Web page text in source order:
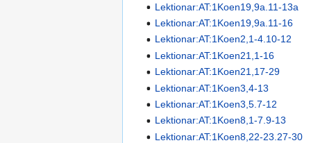
Lektionar:AT:1Koen19,9a.11-13a
Lektionar:AT:1Koen19,9a.11-16
Lektionar:AT:1Koen2,1-4.10-12
Lektionar:AT:1Koen21,1-16
Lektionar:AT:1Koen21,17-29
Lektionar:AT:1Koen3,4-13
Lektionar:AT:1Koen3,5.7-12
Lektionar:AT:1Koen8,1-7.9-13
Lektionar:AT:1Koen8,22-23.27-30